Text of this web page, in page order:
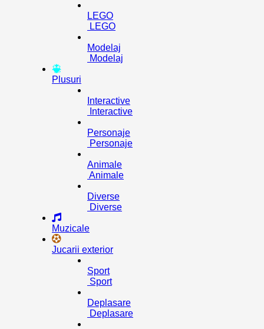
LEGO
LEGO
Modelaj
Modelaj
Plusuri
Interactive
Interactive
Personaje
Personaje
Animale
Animale
Diverse
Diverse
Muzicale
Jucarii exterior
Sport
Sport
Deplasare
Deplasare